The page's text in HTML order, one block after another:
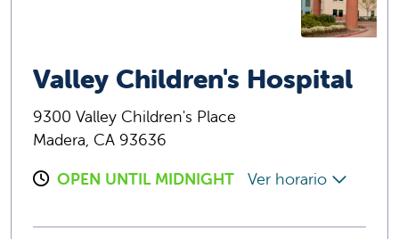
Valley Children's Hospital
9300 Valley Children's Place
Madera, CA 93636
OPEN UNTIL MIDNIGHT
Ver horario